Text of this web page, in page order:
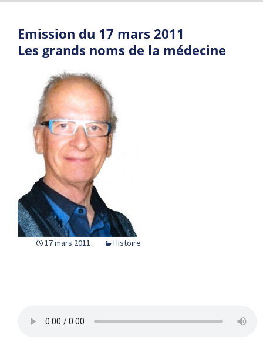
Emission du 17 mars 2011
Les grands noms de la médecine
17 mars 2011 Histoire